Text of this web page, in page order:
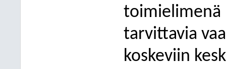
toimielimenä
tarvittavia
koskeviin